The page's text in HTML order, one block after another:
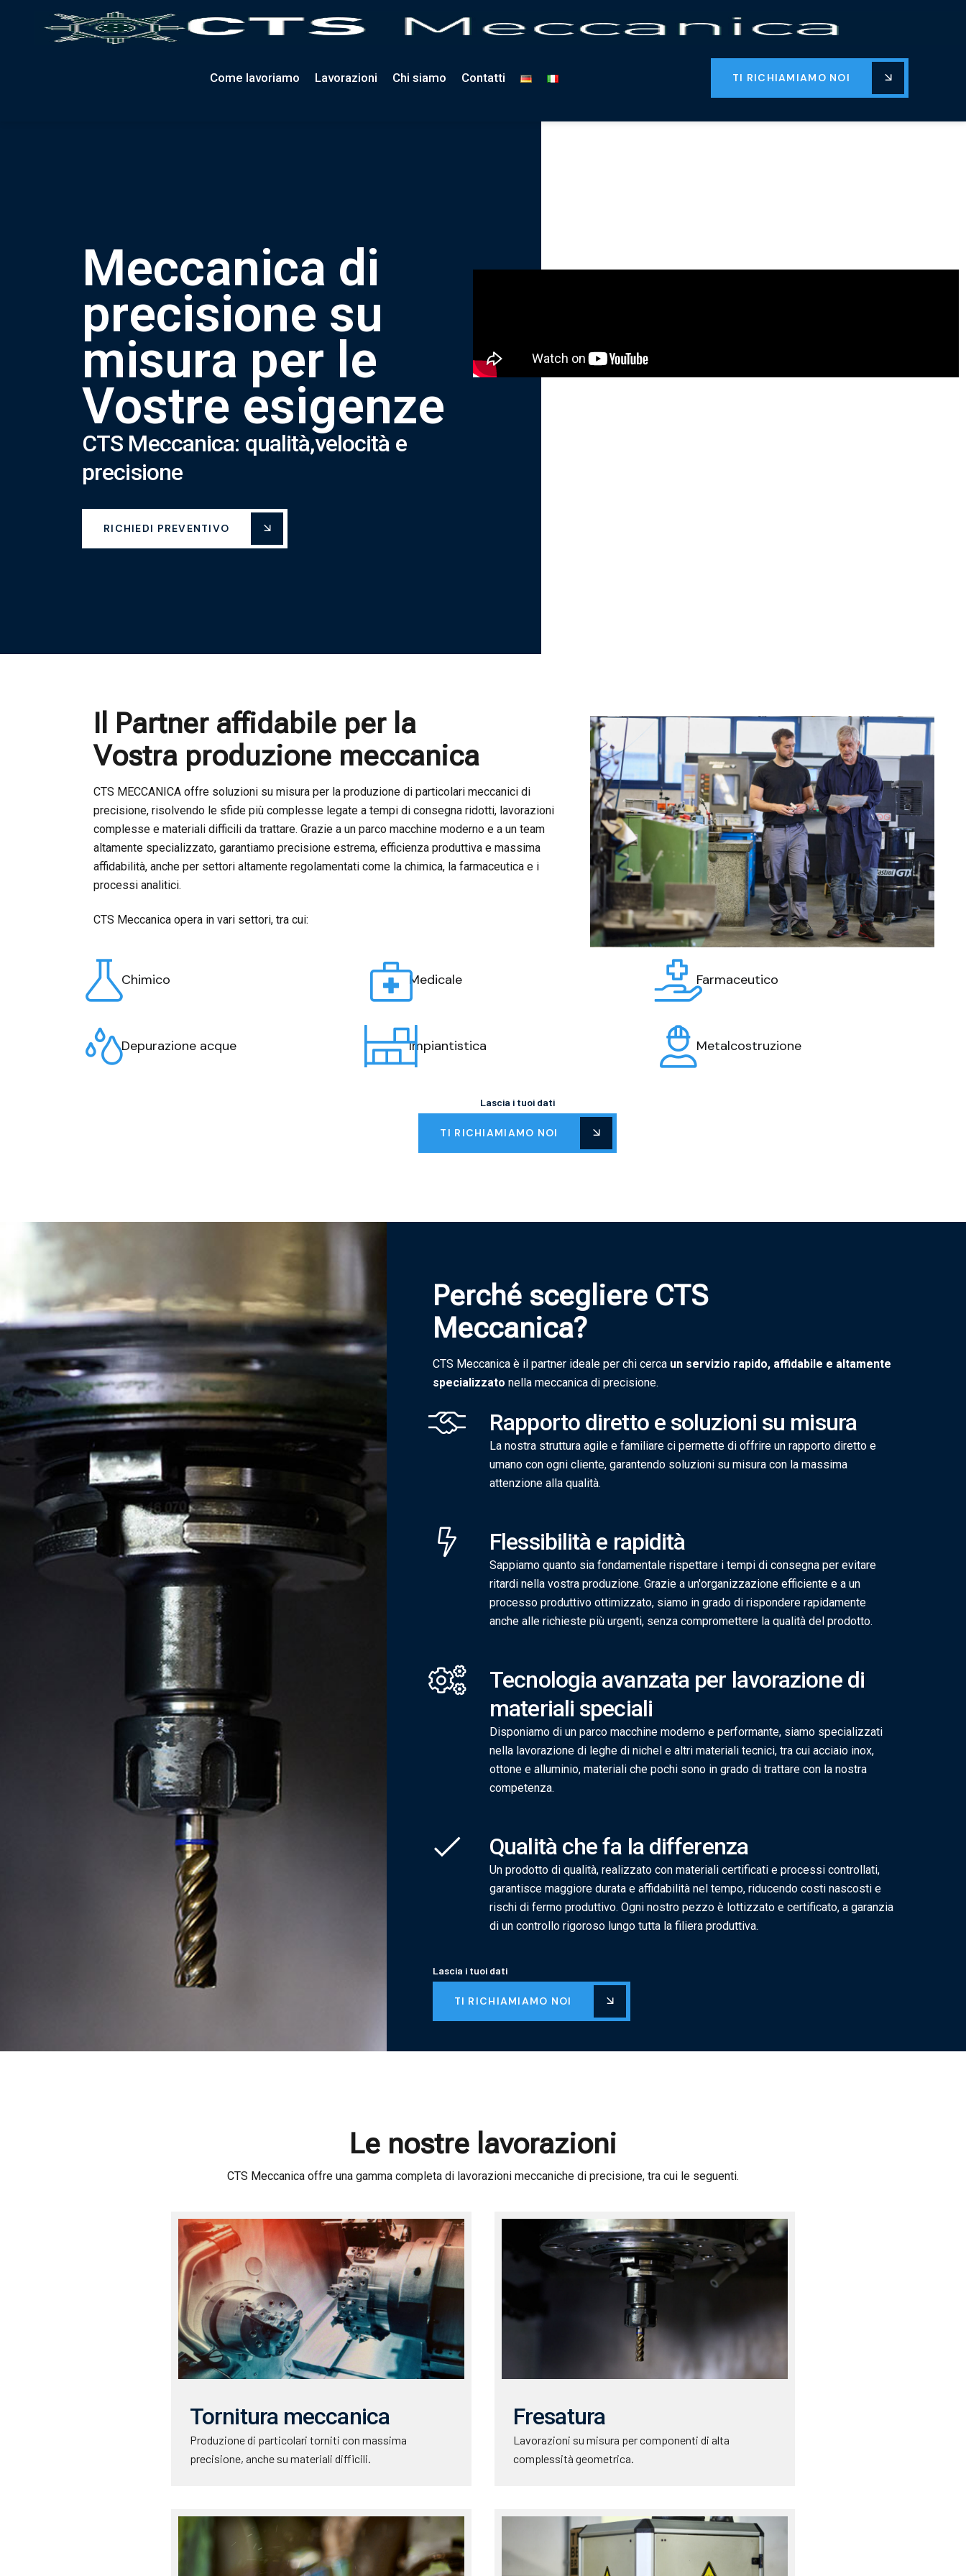
Come lavoriamo Lavorazioni Chi siamo Contatti TI RICHIAMIAMO NOI
Meccanica di
precisione su
misura per e
Vostre esigenze
CTS Meccanica: qualità,velocità e
precisione
RICHIEDI PREVENTIVO
I Partner affidabi e per a
Vostra produzione meccanica
CTS MECCANICA offre soluzioni su misura per la produzione di particolari meccanici di
precisione, risolvendo le sfide più complesse legate a tempi di consegna ridotti, lavorazioni
complesse e materiali difficili da trattare. Grazie a un parco macchine moderno e a un team
altamente specializzato, garantiamo precisione estrema, efficienza produttiva e massima
affidabilità, anche per settori altamente regolamentati come la chimica, la farmaceutica e i
processi analitici.
CTS Meccanica opera in vari settori, tra cui:
Chimico Medicale Farmaceutico
Depurazione acque Impiantistica Metalcostruzione
Lascia i tuoi dati
TI RICHIAMIAMO NOI
Perché sceg iere CTS
Meccanica?
CTS Meccanica è il partner ideale per chi cerca un servizio rapido, affidabile e altamente
specializzato nella meccanica di precisione.
Rapporto diretto e soluzioni su misura
La nostra struttura agile e familiare ci permette di offrire un rapporto diretto e
umano con ogni cliente, garantendo soluzioni su misura con la massima
attenzione alla qualità.
Flessibilità e rapidità
Sappiamo quanto sia fondamentale rispettare i tempi di consegna per evitare
ritardi nella vostra produzione. Grazie a un'organizzazione efficiente e a un
processo produttivo ottimizzato, siamo in grado di rispondere rapidamente
anche alle richieste più urgenti, senza compromettere la qualità del prodotto.
Tecnologia avanzata per lavorazione di
materiali speciali
Disponiamo di un parco macchine moderno e performante, siamo specializzati
nella lavorazione di leghe di nichel e altri materiali tecnici, tra cui acciaio inox,
ottone e alluminio, materiali che pochi sono in grado di trattare con la nostra
competenza.
Qualità che fa la differenza
Un prodotto di qualità, realizzato con materiali certificati e processi controllati,
garantisce maggiore durata e affidabilità nel tempo, riducendo costi nascosti e
rischi di fermo produttivo. Ogni nostro pezzo è lottizzato e certificato, a garanzia
di un controllo rigoroso lungo tutta la filiera produttiva.
Lascia i tuoi dati
TI RICHIAMIAMO NOI
Le nostre lavorazioni
CTS Meccanica offre una gamma completa di lavorazioni meccaniche di precisione, tra cui le seguenti.
Tornitura meccanica
Produzione di particolari torniti con massima
precisione, anche su materiali difficili.
Fresatura
Lavorazioni su misura per componenti di alta
complessità geometrica.